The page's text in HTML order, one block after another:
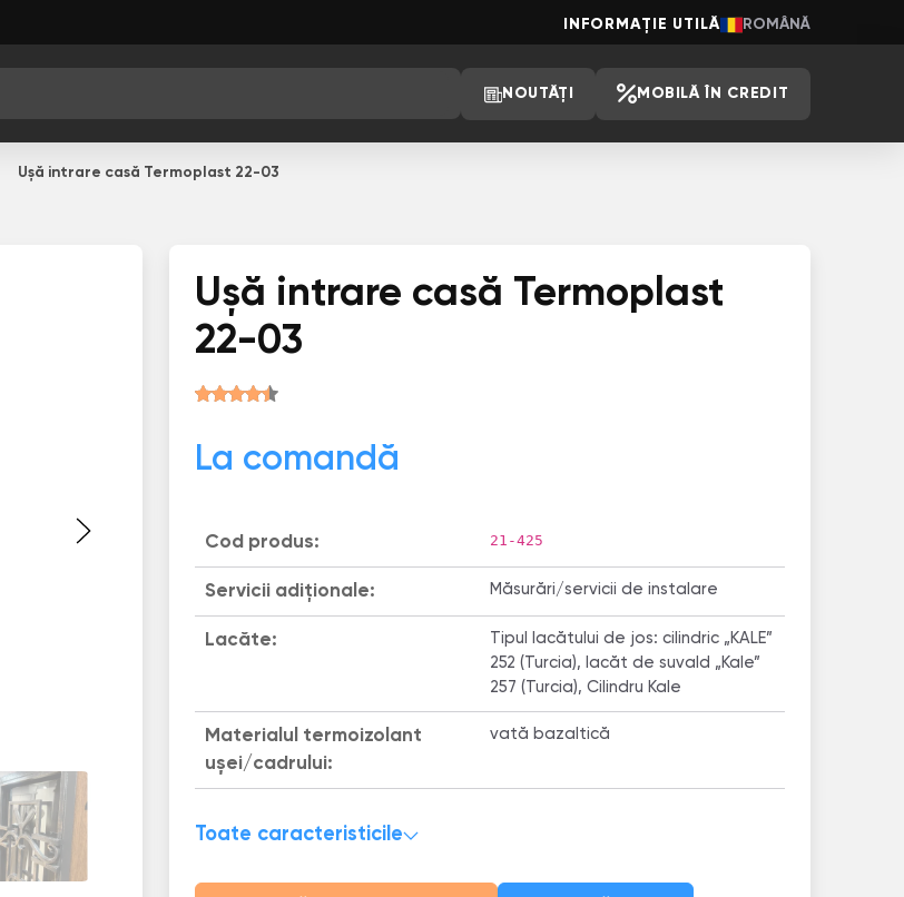
INFORMAȚIE UTILĂ ROMÂNĂ
NOUTĂȚI MOBILĂ ÎN CREDIT
Ușă intrare casă Termoplast 22-03
Ușă intrare casă Termoplast
22-03
La comandă
Cod produs: 21-425
Servicii adiționale: Măsurări/servicii de instalare
Lacăte:
Tipul lacătului de jos: cilindric „KALE”
252 (Turcia), lacăt de suvald „Kale”
257 (Turcia), Cilindru Kale
Materialul termoizolant
uşei/cadrului:
vată bazaltică
Toate caracteristicile